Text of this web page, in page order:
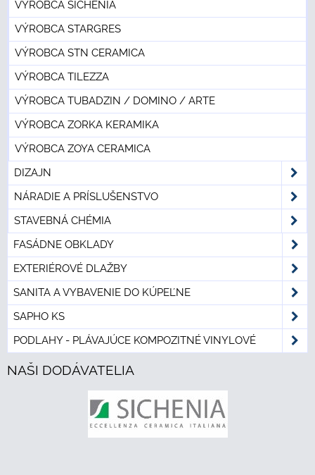
VÝROBCA SICHENIA
VÝROBCA STARGRES
VÝROBCA STN CERAMICA
VÝROBCA TILEZZA
VÝROBCA TUBADZIN / DOMINO / ARTE
VÝROBCA ZORKA KERAMIKA
VÝROBCA ZOYA CERAMICA
DIZAJN
NÁRADIE A PRÍSLUŠENSTVO
STAVEBNÁ CHÉMIA
FASÁDNE OBKLADY
EXTERIÉROVÉ DLAŽBY
SANITA A VYBAVENIE DO KÚPEĽNE
SAPHO KS
PODLAHY - PLÁVAJÚCE KOMPOZITNÉ VINYLOVÉ
NAŠI DODÁVATELIA